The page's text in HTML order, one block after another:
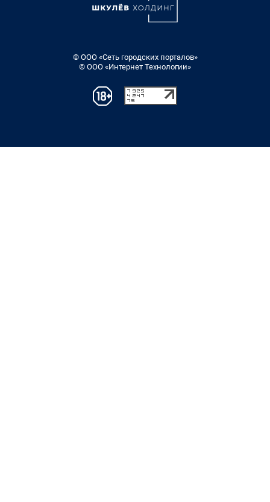
© ООО «Сеть городских порталов»
© ООО «Интернет Технологии»